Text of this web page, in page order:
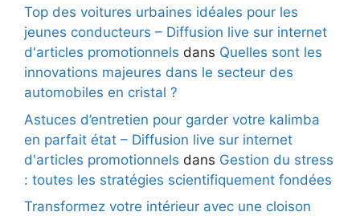
Top des voitures urbaines idéales pour les
jeunes conducteurs – Diffusion live sur internet
d'articles promotionnels dans Quelles sont les
innovations majeures dans le secteur des
automobiles en cristal ?
Astuces d’entretien pour garder votre kalimba
en parfait état – Diffusion live sur internet
d'articles promotionnels dans Gestion du stress
: toutes les stratégies scientifiquement fondées
Transformez votre intérieur avec une cloison